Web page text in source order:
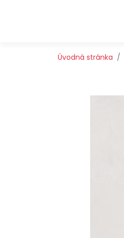
Úvodná stránka